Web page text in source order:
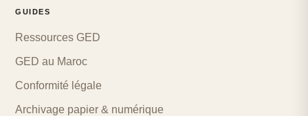
GUIDES
Ressources GED
GED au Maroc
Conformité légale
Archivage papier & numérique